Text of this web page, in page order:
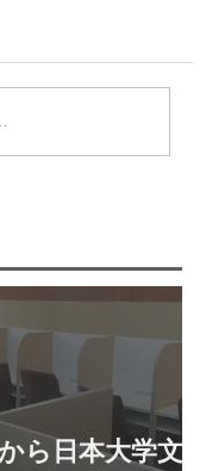
立高校入試
ら日本大学文